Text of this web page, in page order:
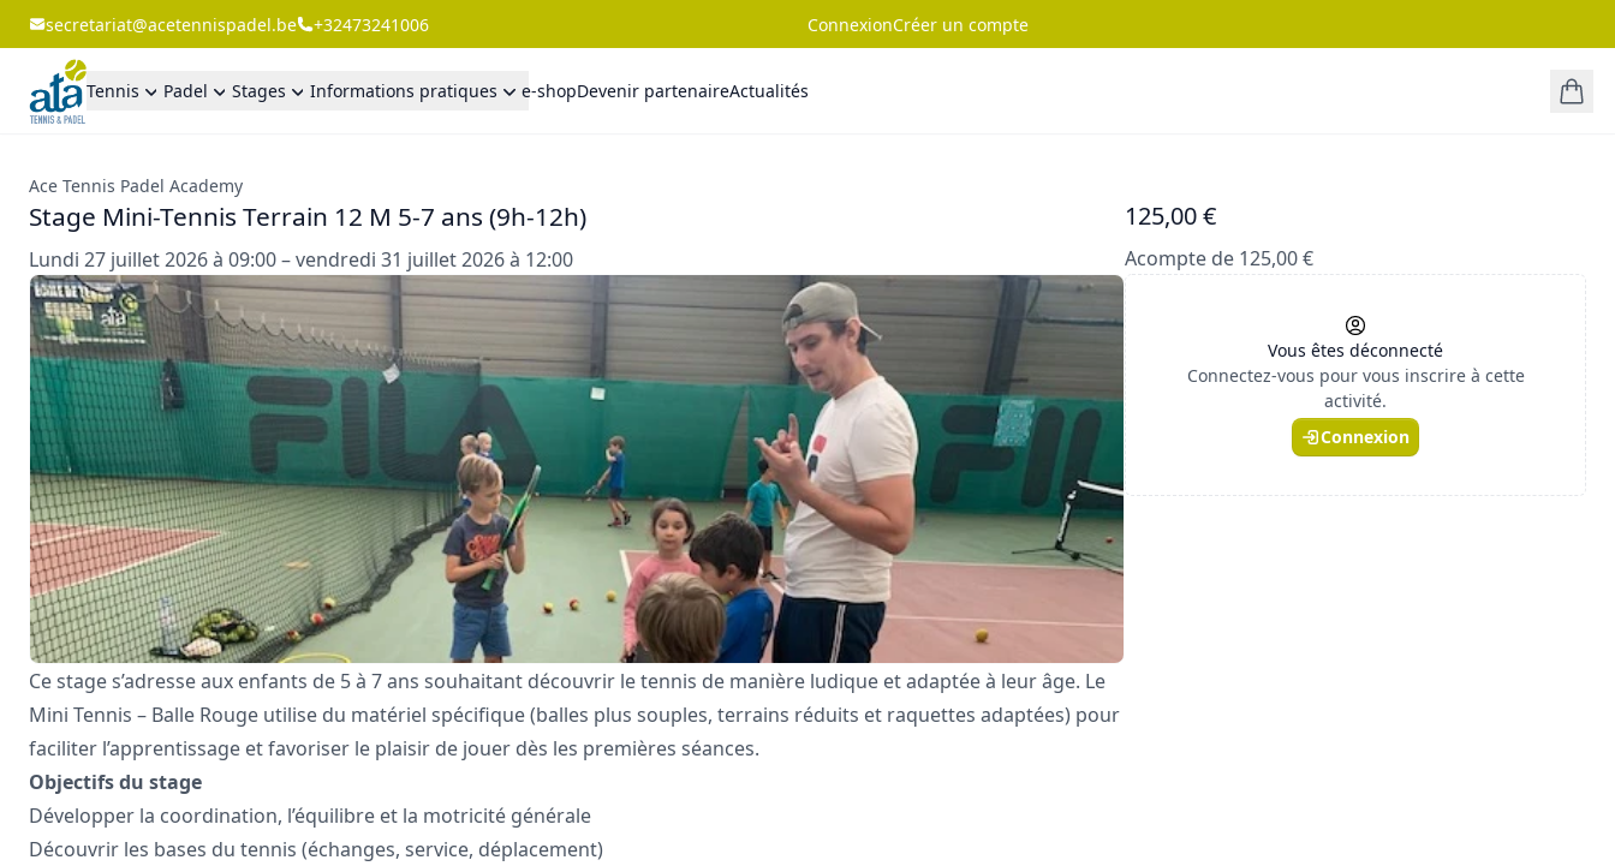
secretariat@acetennispadel.be +32473241006 ConnexionCréer un compte
Tennis Padel Stages Informations pratiques e-shopDevenir partenaireActualités
Ace Tennis Padel Academy
Stage Mini-Tennis Terrain 12 M 5-7 ans (9h-12h)
Lundi 27 juillet 2026 à 09:00 – vendredi 31 juillet 2026 à 12:00
125,00 €
Acompte de 125,00 €
Ce stage s’adresse aux enfants de 5 à 7 ans souhaitant découvrir le tennis de manière ludique et adaptée à leur âge. Le
Mini Tennis – Balle Rouge utilise du matériel spécifique (balles plus souples, terrains réduits et raquettes adaptées) pour
faciliter l’apprentissage et favoriser le plaisir de jouer dès les premières séances.
Objectifs du stage
Développer la coordination, l’équilibre et la motricité générale
Découvrir les bases du tennis (échanges, service, déplacement)
Vous êtes déconnecté
Connectez-vous pour vous inscrire à cette
activité.
Connexion